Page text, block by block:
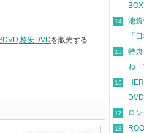
DVD 格安DVDを販売する
14
池
「
15
特
ね
16
17 ロ
18